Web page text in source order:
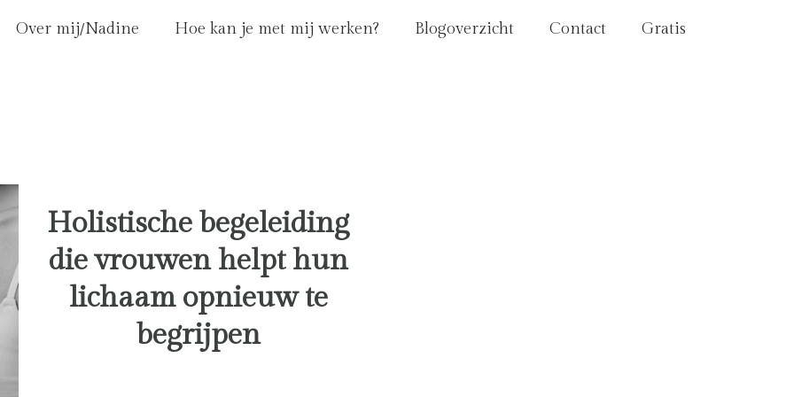
Over mij/Nadine Hoe kan je met mij werken? Blogoverzicht Contact Gratis
Holistische begeleiding
die vrouwen helpt hun
lichaam opnieuw te
begrijpen